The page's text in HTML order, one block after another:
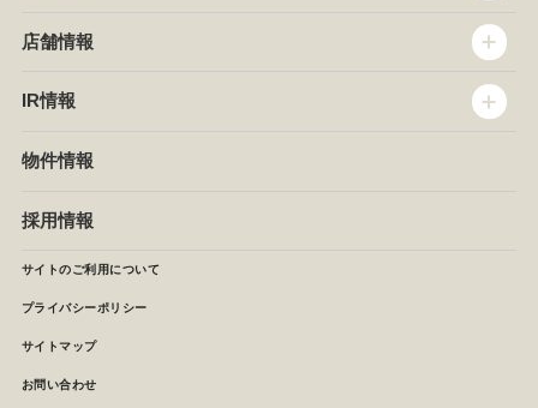
企業情報
セントラルキッチン
NEWS
店舗情報
椿屋珈琲
イタリアンダイニングDONA
店舗検索
IR情報
IRニュース
月次報告
決算短信
株主の皆様へ
よくあるご質問 (株主優待制度)
物件情報
採用情報
サイトのご利用について
プライバシーポリシー
サイトマップ
お問い合わせ